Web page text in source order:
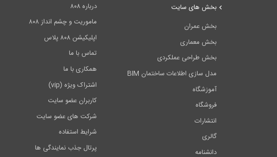
درباره ۸۰۸
ماموریت و چشم انداز ۸۰۸
اپلیکیشن ۸۰۸ پلاس
تماس با ما
همکاری با ما
اشتراک ویژه (vip)
کاربران عضو سایت
شرکت های عضو سایت
شرایط استفاده
پرتال جذب نمایندگی ها
بخش های سایت
بخش عمران
بخش معماری
بخش طراحی عملکردی
مدل سازی اطلاعات ساختمان BIM
آموزشگاه
فروشگاه
انتشارات
گالری
دانشنامه